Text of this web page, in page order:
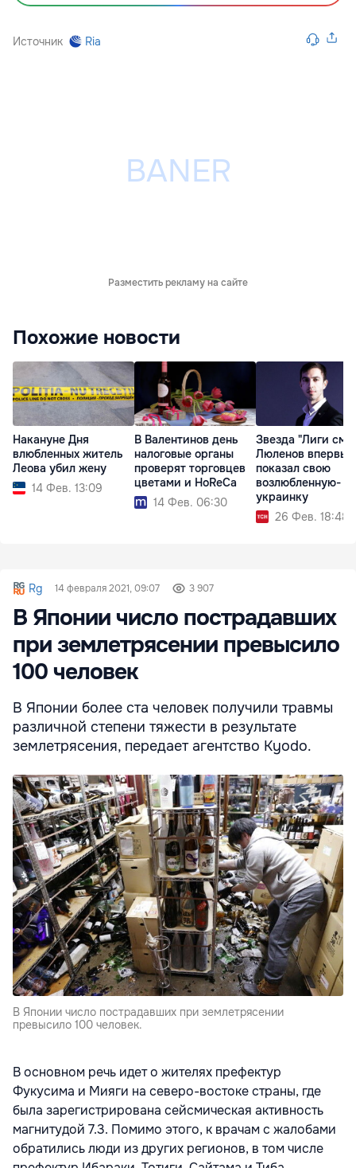
Источник Ria
Разместить рекламу на сайте
Похожие новости
Накануне Дня
влюбленных житель
Леова убил жену
14 Фев. 13:09
В Валентинов день
налоговые органы
проверят торговцев
цветами и HoReCa
14 Фев. 06:30
Звезда "Лиги
Люленов впервые
показал свою
возлюбленную-
украинку
26 Фев. 18:48
Rg 14 февраля 2021, 09:07 3 907
В Японии число пострадавших
при землетрясении превысило
100 человек
В Японии более ста человек получили травмы
различной степени тяжести в результате
землетрясения, передает агентство Kyodo.
В Японии число пострадавших при землетрясении
превысило 100 человек.
В основном речь идет о жителях префектур
Фукусима и Мияги на северо-востоке страны, где
была зарегистрирована сейсмическая активность
магнитудой 7.3. Помимо этого, к врачам с жалобами
обратились люди из других регионов, в том числе